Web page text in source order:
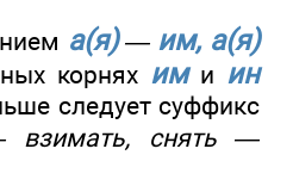
а(я)— им, а(я)
корнях ими ин
следует суффикс
взимать, снять —